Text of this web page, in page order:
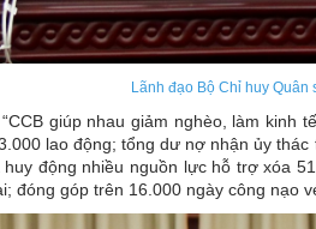
Lãnh đạo Bộ Chỉ huy
giúp nhau giảm nghèo, làm kinh
lao động; tổng dư nợ nhận ủy
động nhiều nguồn lực hỗ trợ xóa
đóng góp trên 16.000 ngày công nạo